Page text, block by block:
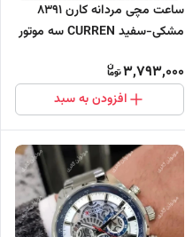
ساعت مچی مردانه کارن 8391
مشکی-سفید CURREN سه موتور
3,793,000
افزودن به سبد